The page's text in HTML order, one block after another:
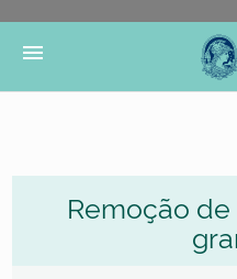
Portal do Governo Brasileiro
Governo
menu
Remoção